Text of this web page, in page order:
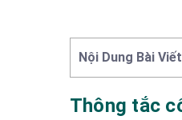
Nội Dung Bài Viết
Thông tắc